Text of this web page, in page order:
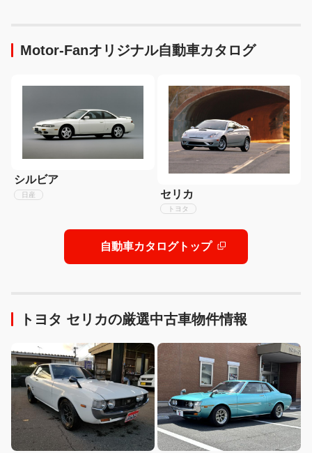
Motor-Fanオリジナル自動車カタログ
シルビア
日産 セリカ
トヨタ
自動車カタログトップ
トヨタ セリカの厳選中古車物件情報